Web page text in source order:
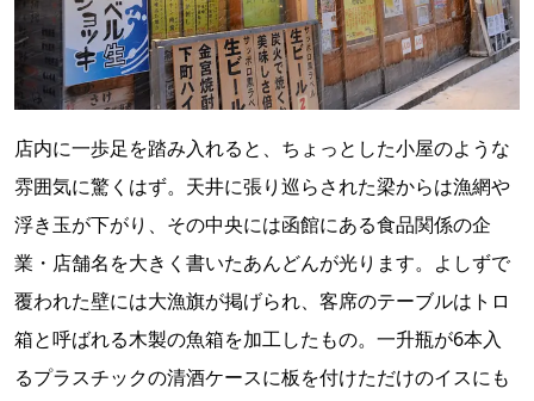
店内に一歩足を踏み入れると、ちょっとした小屋のような
雰囲気に驚くはず。天井に張り巡らされた梁からは漁網や
浮き玉が下がり、その中央には函館にある食品関係の企
業・店舗名を大きく書いたあんどんが光ります。よしずで
覆われた壁には大漁旗が掲げられ、客席のテーブルはトロ
箱と呼ばれる木製の魚箱を加工したもの。一升瓶が6本入
るプラスチックの清酒ケースに板を付けただけのイスにも